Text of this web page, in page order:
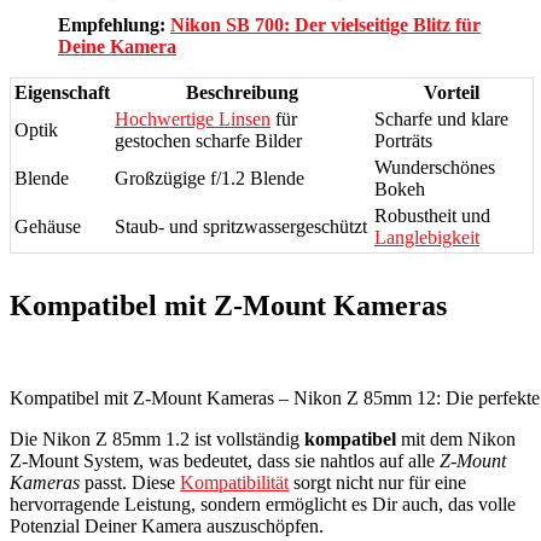
Empfehlung: Nikon SB 700: Der vielseitige Blitz für
Deine Kamera
Eigenschaft Beschreibung
Vorteil
Optik
Hochwertige Linsen für
gestochen scharfe Bilder
Scharfe und klare
Porträts
Blende
Großzügige f/1.2 Blende
Wunderschönes
Bokeh
Gehäuse
Staub- und spritzwassergeschützt
Robustheit und
Langlebigkeit
Kompatibel mit Z-Mount Kameras
Kompatibel mit Z-Mount Kameras – Nikon Z 85mm 12: Die
Die Nikon Z 85mm 1.2 ist vollständig kompatibel mit dem Nikon
Z-Mount System, was bedeutet, dass sie nahtlos auf alle Z-Mount
Kameras passt. Diese Kompatibilität sorgt nicht nur für eine
hervorragende Leistung, sondern ermöglicht es Dir auch, das volle
Potenzial Deiner Kamera auszuschöpfen.